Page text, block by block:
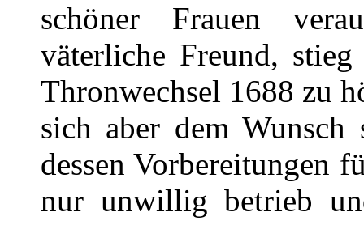
schöner Frauen
väterliche Freund,
Thronwechsel 1688 zu
sich aber dem Wunsch
dessen Vorbereitungen
nur unwillig betrieb